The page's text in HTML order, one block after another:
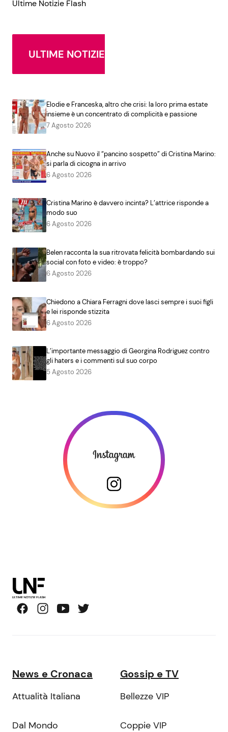
Ultime Notizie Flash
ULTIME NOTIZIE
Elodie e Franceska, altro che crisi: la loro prima estate
insieme è un concentrato di complicità e passione
7 Agosto 2026
Anche su Nuovo il “pancino sospetto” di Cristina Marino:
si parla di cicogna in arrivo
6 Agosto 2026
Cristina Marino è davvero incinta? L’attrice risponde a
modo suo
6 Agosto 2026
Belen racconta la sua ritrovata felicità bombardando sui
social con foto e video: è troppo?
6 Agosto 2026
Chiedono a Chiara Ferragni dove lasci sempre i suoi figli
e lei risponde stizzita
6 Agosto 2026
L’importante messaggio di Georgina Rodriguez contro
gli haters e i commenti sul suo corpo
5 Agosto 2026
News e Cronaca
Attualità Italiana
Dal Mondo
Gossip e TV
Bellezze VIP
Coppie VIP